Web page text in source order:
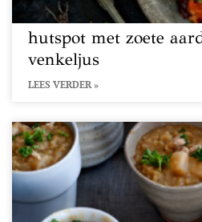
hutspot met zoete
venkeljus
LEES VERDER »